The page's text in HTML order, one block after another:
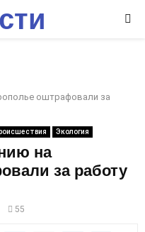
оштрафовали за
Экология
на
за работу
55